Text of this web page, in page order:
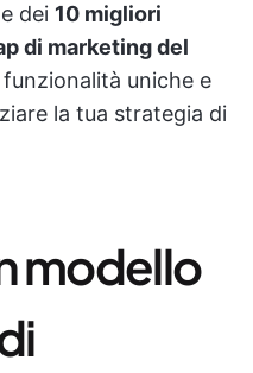
dei 10 migliori
di marketing del
uniche e
la tua strategia di
modello